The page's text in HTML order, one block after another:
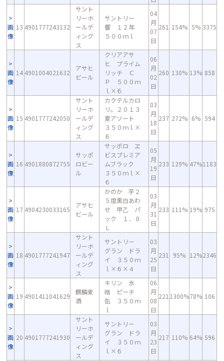
画
像
13 4901777243132
サント
リーホ
ールデ
ィング
ス
サントリー
響 １２年
５００ｍｌ
04
月
07
日
261 154% 5% 3375
画
像
14 4901004021632
アサヒ
ビール
クリアアサ
ヒ プライム
リッチ Ｃ
Ｐ ５００ｍ
ｌ×６
06
月
02
日
260 130% 13% 858
画
像
15 4901777242050
サント
リーホ
ールデ
ィング
ス
カクテルカロ
リ。２０１３
夏アソート
３５０ｍｌ×
６
03
月
18
日
237 272% 6% 594
画
像
16 4901880872755
サッポ
ロビー
ル
サッポロ ヱ
ビスプレミア
ムブラック
３５０ｍｌ×
６
05
月
19
日
233 129% 47%1183
画
像
17 4904230033165
アサヒ
ビール
かのか 芋２
５度黒白あわ
せ 甲乙 パ
ック １．８
Ｌ
03
月
31
日
233 111% 19% 975
画
像
18 4901777241947
サント
リーホ
ールデ
ィング
ス
サントリー
グラン ドラ
イ ３５０ｍ
ｌ×６×４
03
月
25
日
231 95% 12%2346
画
像
19 4901411041629
麒麟麦
酒
キリン 氷
結 ピーチ
缶 ３５０ｍ
ｌ
06
月
08
日
221 1300%78% 106
画
像
20 4901777241930
サント
リーホ
ールデ
ィング
ス
サントリー
グラン ドラ
イ ３５０ｍ
ｌ×６
03
月
23
日
217 110% 64% 596